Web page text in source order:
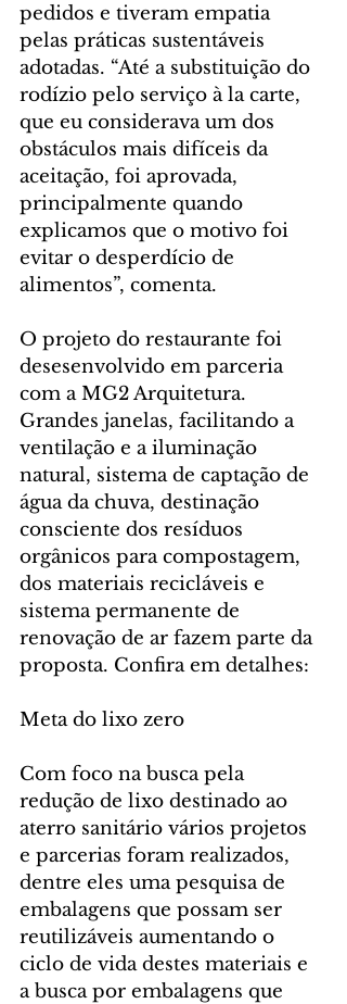
pedidos e tiveram empatia
pelas práticas sustentáveis
adotadas. “Até a substituição do
rodízio pelo serviço à la carte,
que eu considerava um dos
obstáculos mais difíceis da
aceitação, foi aprovada,
principalmente quando
explicamos que o motivo foi
evitar o desperdício de
alimentos”, comenta.
O projeto do restaurante foi
desesenvolvido em parceria
com a MG2 Arquitetura.
Grandes janelas, facilitando a
ventilação e a iluminação
natural, sistema de captação de
água da chuva, destinação
consciente dos resíduos
orgânicos para compostagem,
dos materiais recicláveis e
sistema permanente de
renovação de ar fazem parte da
proposta. Confira em detalhes:
Meta do lixo zero
Com foco na busca pela
redução de lixo destinado ao
aterro sanitário vários projetos
e parcerias foram realizados,
dentre eles uma pesquisa de
embalagens que possam ser
reutilizáveis aumentando o
ciclo de vida destes materiais e
a busca por embalagens que